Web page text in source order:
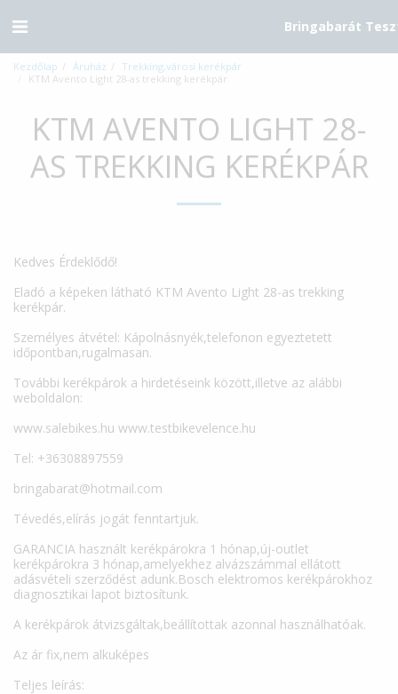
Bringabarát
Kezdőlap Áruház
Trekking,városi kerékpár
KTM Avento Light 28-as trekking kerékpár
KTM AVENTO LIGHT 28-
AS TREKKING KERÉKPÁR
Kedves Érdeklődő!
Eladó a képeken látható KTM Avento Light 28-as trekking
kerékpár.
Személyes átvétel: Kápolnásnyék,telefonon egyeztetett
időpontban,rugalmasan.
További kerékpárok a hirdetéseink között,illetve az alábbi
weboldalon:
www.salebikes.hu www.testbikevelence.hu
Tel: +36308897559
bringabarat@hotmail.com
Tévedés,elírás jogát fenntartjuk.
GARANCIA használt kerékpárokra 1 hónap,új-outlet
kerékpárokra 3 hónap,amelyekhez alvázszámmal ellátott
adásvételi szerződést adunk.Bosch elektromos kerékpárokhoz
diagnosztikai lapot biztosítunk.
A kerékpárok átvizsgáltak,beállítottak azonnal használhatóak.
Az ár fix,nem alkuképes
Teljes leírás: